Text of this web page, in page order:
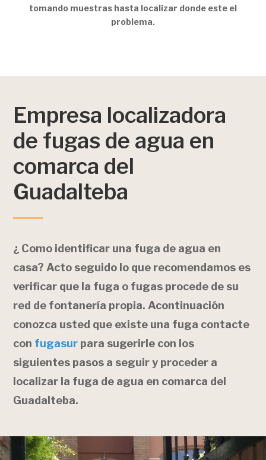
tomando muestras hasta localizar donde este el
problema.
Empresa localizadora
de fugas de agua en
comarca del
Guadalteba
¿ Como identificar una fuga de agua en
casa? Acto seguido lo que recomendamos es
verificar que la fuga o fugas procede de su
red de fontanería propia. Acontinuación
conozca usted que existe una fuga contacte
con fugasur para sugerirle con los
siguientes pasos a seguir y proceder a
localizar la fuga de agua en comarca del
Guadalteba.